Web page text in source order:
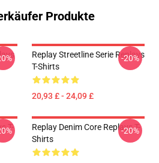
Produkte
Replay Streetline Serie Replays
T-Shirts
20,93 £ - 24,09 £
-20%
T-
Replay Denim Core Replays T-
Shirts
-20%